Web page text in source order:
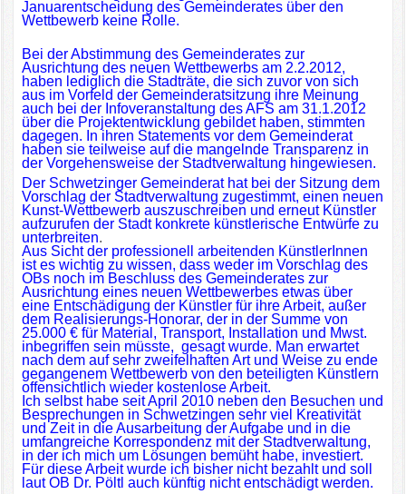
Januarentscheidung des Gemeinderates über den
Wettbewerb keine Rolle.
Bei der Abstimmung des Gemeinderates zur
Ausrichtung des neuen Wettbewerbs am 2.2.2012,
haben lediglich die Stadträte, die sich zuvor von sich
aus im Vorfeld der Gemeinderatsitzung ihre Meinung
auch bei der Infoveranstaltung des AFS am 31.1.2012
über die Projektentwicklung gebildet haben, stimmten
dagegen. In ihren Statements vor dem Gemeinderat
haben sie teilweise auf die mangelnde Transparenz in
der Vorgehensweise der Stadtverwaltung hingewiesen.
Der Schwetzinger Gemeinderat hat bei der Sitzung dem
Vorschlag der Stadtverwaltung zugestimmt, einen neuen
Kunst-Wettbewerb auszuschreiben und erneut Künstler
aufzurufen der Stadt konkrete künstlerische Entwürfe zu
unterbreiten.
Aus Sicht der professionell arbeitenden KünstlerInnen
ist es wichtig zu wissen, dass weder im Vorschlag des
OBs noch im Beschluss des Gemeinderates zur
Ausrichtung eines neuen Wettbewerbes etwas über
eine Entschädigung der Künstler für ihre Arbeit, außer
dem Realisierungs-Honorar, der in der Summe von
25.000 € für Material, Transport, Installation und Mwst.
inbegriffen sein müsste, gesagt wurde. Man erwartet
nach dem auf sehr zweifelhaften Art und Weise zu ende
gegangenem Wettbewerb von den beteiligten Künstlern
offensichtlich wieder kostenlose Arbeit.
Ich selbst habe seit April 2010 neben den Besuchen und
Besprechungen in Schwetzingen sehr viel Kreativität
und Zeit in die Ausarbeitung der Aufgabe und in die
umfangreiche Korrespondenz mit der Stadtverwaltung,
in der ich mich um Lösungen bemüht habe, investiert.
Für diese Arbeit wurde ich bisher nicht bezahlt und soll
laut OB Dr. Pöltl auch künftig nicht entschädigt werden.